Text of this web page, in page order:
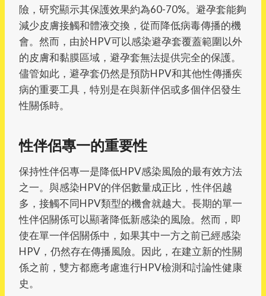
險，研究顯示其保護效果約為60-70%。避孕套能夠
減少皮膚接觸和體液交換，從而降低病毒傳播的機
會。然而，由於HPV可以感染避孕套覆蓋範圍以外
的皮膚和黏膜區域，避孕套無法提供完全的保護。
儘管如此，避孕套仍然是預防HPV和其他性傳播疾
病的重要工具，特別是在與新伴侶或多個伴侶發生
性關係時。
性伴侶專一的重要性
保持性伴侶專一是降低HPV感染風險的最有效方法
之一。與感染HPV的伴侶數量成正比，性伴侶越
多，接觸不同HPV類型的機會就越大。長期的單一
性伴侶關係可以顯著降低新感染的風險。然而，即
使在單一伴侶關係中，如果其中一方之前已經感染
HPV，仍然存在傳播風險。因此，在建立新的性關
係之前，雙方都應考慮進行HPV檢測和討論性健康
史。